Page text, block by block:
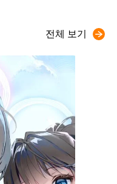
전체 보기